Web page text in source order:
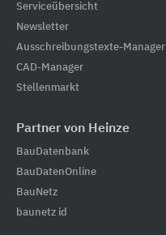
Serviceübersicht
Newsletter
Ausschreibungstexte-Manager
CAD-Manager
Stellenmarkt
Partner von Heinze
BauDatenbank
BauDatenOnline
BauNetz
baunetz id